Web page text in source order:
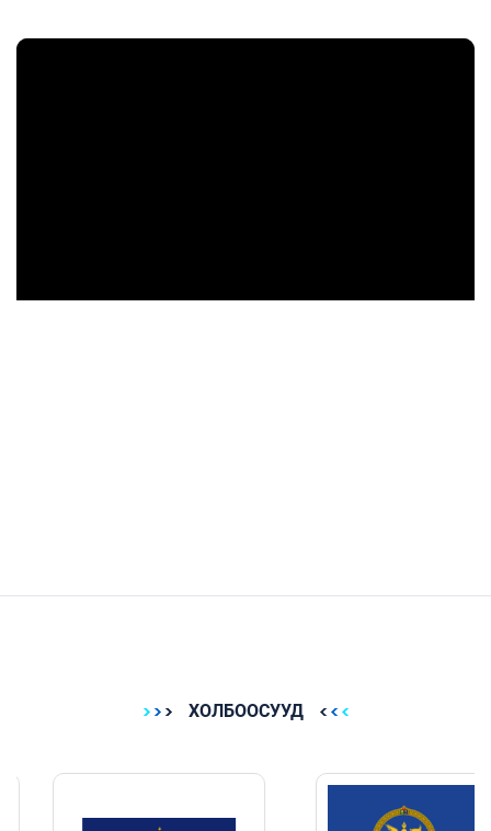
ХОЛБООСУУД